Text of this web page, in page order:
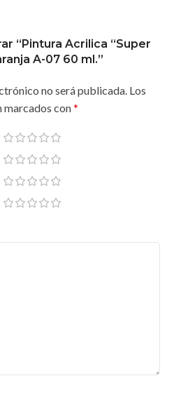
“Pintura Acrilica “Super
A-07 60 ml.”
no será publicada. Los
con*